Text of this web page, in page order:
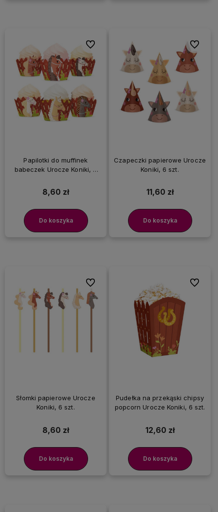
Papilotki do muffinek
babeczek Urocze Koniki, 6
8,60 zł
Do koszyka
Do ulubionych
Czapeczki papierowe Urocze
Koniki, 6 szt.
11,60 zł
Do koszyka
Do
Słomki papierowe Urocze
Koniki, 6 szt.
8,60 zł
Do koszyka
Do ulubionych
Pudełka na przekąski chipsy
popcorn Urocze Koniki, 6 szt.
12,60 zł
Do koszyka
Do